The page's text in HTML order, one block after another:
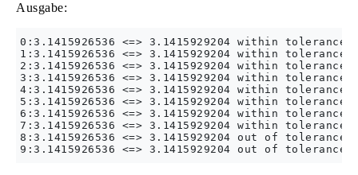
Ausgabe:
0:3.1415926536 <=> 3.1415929204 within
1:3.1415926536 <=> 3.1415929204 within
2:3.1415926536 <=> 3.1415929204 within
3:3.1415926536 <=> 3.1415929204 within
4:3.1415926536 <=> 3.1415929204 within
5:3.1415926536 <=> 3.1415929204 within
6:3.1415926536 <=> 3.1415929204 within
7:3.1415926536 <=> 3.1415929204 within
8:3.1415926536 <=> 3.1415929204 out of